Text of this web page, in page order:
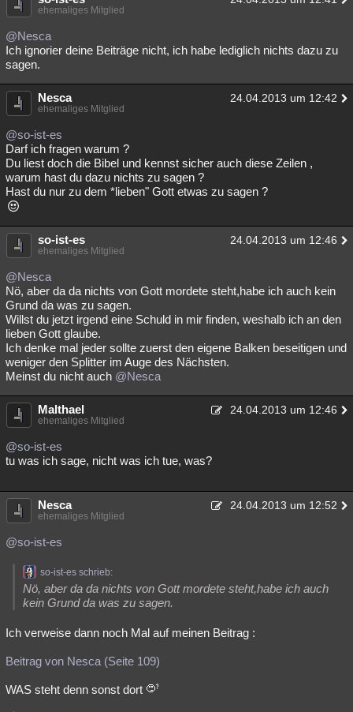
ehemaliges Mitglied
@Nesca
Ich ignorier deine Beiträge nicht, ich habe lediglich nichts dazu zu
sagen.
Nesca 24.04.2013 um 12:42
ehemaliges Mitglied
@so-ist-es
Darf ich fragen warum ?
Du liest doch die Bibel und kennst sicher auch diese Zeilen ,
warum hast du dazu nichts zu sagen ?
Hast du nur zu dem *lieben" Gott etwas zu sagen ?
so-ist-es 24.04.2013 um 12:46
ehemaliges Mitglied
@Nesca
Nö, aber da da nichts von Gott mordete steht,habe ich auch kein
Grund da was zu sagen.
Willst du jetzt irgend eine Schuld in mir finden, weshalb ich an den
lieben Gott glaube.
Ich denke mal jeder sollte zuerst den eigene Balken beseitigen und
weniger den Splitter im Auge des Nächsten.
Meinst du nicht auch @Nesca
Malthael 24.04.2013 um 12:46
ehemaliges Mitglied
@so-ist-es
tu was ich sage, nicht was ich tue, was?
Nesca 24.04.2013 um 12:52
ehemaliges Mitglied
@so-ist-es
so-ist-es schrieb:
Nö, aber da da nichts von Gott mordete steht,habe ich auch
kein Grund da was zu sagen.
Ich verweise dann noch Mal auf meinen Beitrag :
Beitrag von Nesca (Seite 109)
WAS steht denn sonst dort